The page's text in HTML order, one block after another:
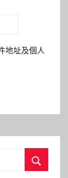
地址及個人